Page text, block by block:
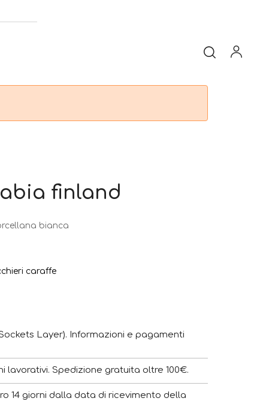
finland
bianca
caraffe
Layer). Informazioni e pagamenti
lavorativi. Spedizione gratuita oltre 100€.
14 giorni dalla data di ricevimento della